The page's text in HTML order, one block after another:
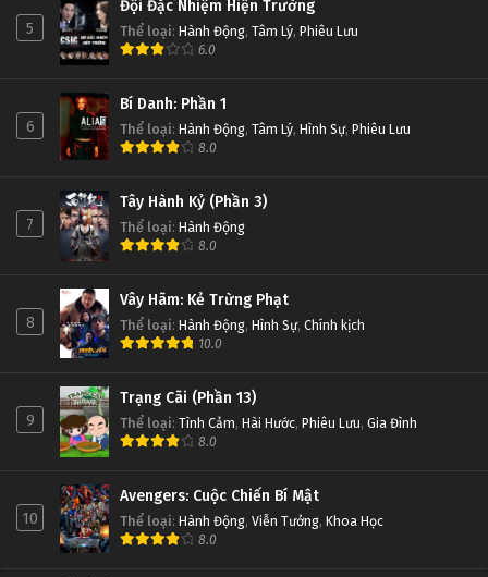
5
Đội Đặc Nhiệm Hiện Trường
Thể loại: Hành Động, Tâm Lý, Phiêu Lưu
6.0
6
Bí Danh: Phần 1
Thể loại: Hành Động, Tâm Lý, Hình Sự, Phiêu Lưu
8.0
7
Tây Hành Kỷ (Phần 3)
Thể loại: Hành Động
8.0
8
Vây Hãm: Kẻ Trừng Phạt
Thể loại: Hành Động, Hình Sự, Chính kịch
10.0
9
Trạng Cãi (Phần 13)
Thể loại: Tình Cảm, Hài Hước, Phiêu Lưu, Gia Đình
8.0
10
Avengers: Cuộc Chiến Bí Mật
Thể loại: Hành Động, Viễn Tưởng, Khoa Học
8.0